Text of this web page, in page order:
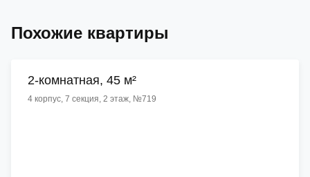
Похожие квартиры
2-комнатная, 45 м²
4 корпус, 7 секция, 2 этаж, №719